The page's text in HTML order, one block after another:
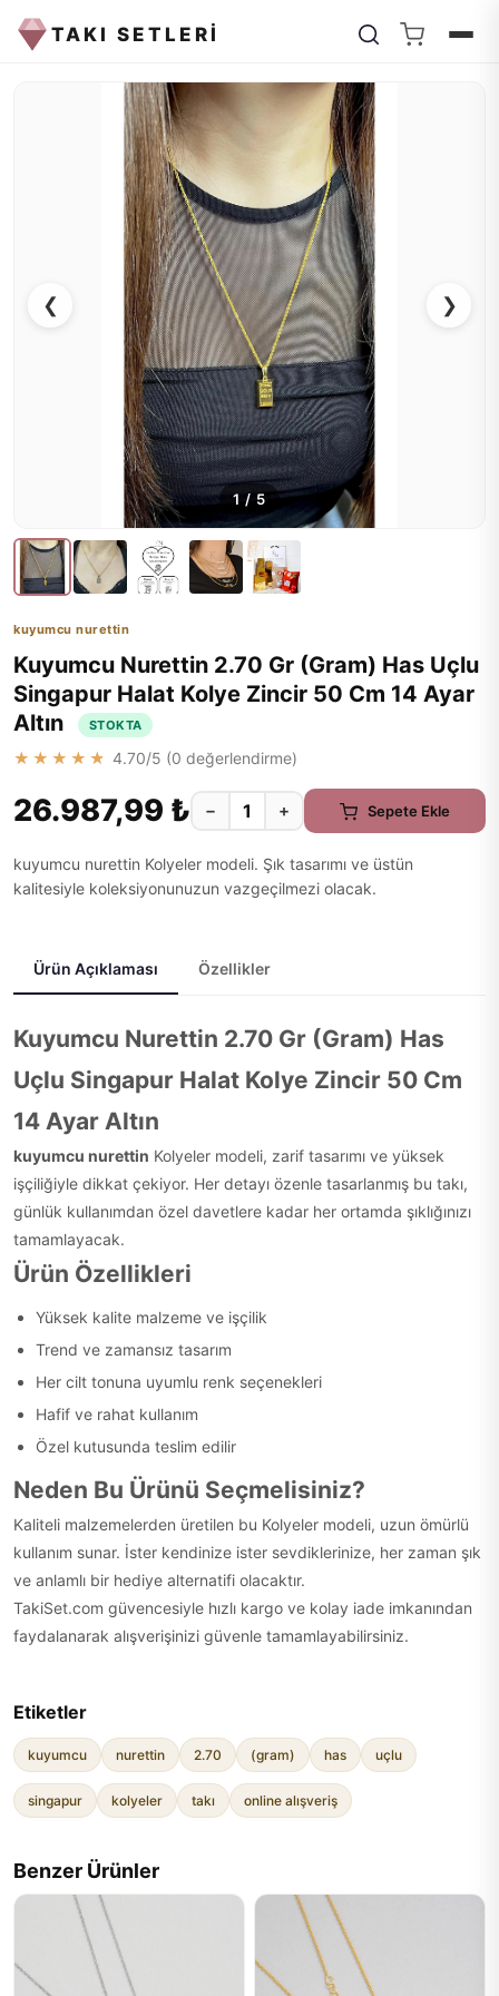
TAKI SETLERİ
❮ ❯
1 / 5
kuyumcu nurettin
Kuyumcu Nurettin 2.70 Gr (Gram) Has Uçlu
Singapur Halat Kolye Zincir 50 Cm 14 Ayar
Altın
STOKTA
★★★★★ 4.70/5 (0 değerlendirme)
26.987,99 ₺ − + Sepete Ekle
kuyumcu nurettin Kolyeler modeli. Şık tasarımı ve üstün
kalitesiyle koleksiyonunuzun vazgeçilmezi olacak.
Ürün Açıklaması Özellikler
Kuyumcu Nurettin 2.70 Gr (Gram) Has
Uçlu Singapur Halat Kolye Zincir 50 Cm
14 Ayar Altın
kuyumcu nurettin Kolyeler modeli, zarif tasarımı ve yüksek
işçiliğiyle dikkat çekiyor. Her detayı özenle tasarlanmış bu takı,
günlük kullanımdan özel davetlere kadar her ortamda şıklığınızı
tamamlayacak.
Ürün Özellikleri
Yüksek kalite malzeme ve işçilik
Trend ve zamansız tasarım
Her cilt tonuna uyumlu renk seçenekleri
Hafif ve rahat kullanım
Özel kutusunda teslim edilir
Neden Bu Ürünü Seçmelisiniz?
Kaliteli malzemelerden üretilen bu Kolyeler modeli, uzun ömürlü
kullanım sunar. İster kendinize ister sevdiklerinize, her zaman şık
ve anlamlı bir hediye alternatifi olacaktır.
TakiSet.com güvencesiyle hızlı kargo ve kolay iade imkanından
faydalanarak alışverişinizi güvenle tamamlayabilirsiniz.
Etiketler
kuyumcu nurettin 2.70 (gram) has uçlu
singapur kolyeler takı online alışveriş
Benzer Ürünler